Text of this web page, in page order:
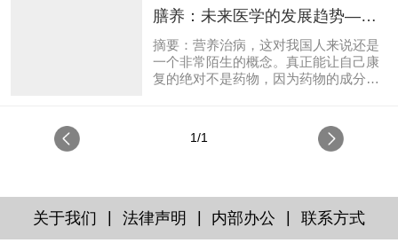
膳养：未来医学的发展趋势—营
养医学
摘要：营养治病，这对我国人来说还是
一个非常陌生的概念。真正能让自己康
复的绝对不是药物，因为药物的成分不
素、矿物质、脂肪等这些人体构成所需
要的材料，人体就会启动自我修复的过
一段时间，受损的组织和器官就会被“软
性置换”，产生出“新”的组织与器官。很
多很多的疾病，都有机会彻底康复！ 营
1/1
关于我们 法律声明 内部办公 联系方式